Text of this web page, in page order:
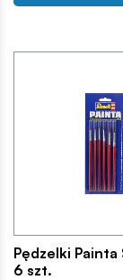
Pędzelki
6 szt.